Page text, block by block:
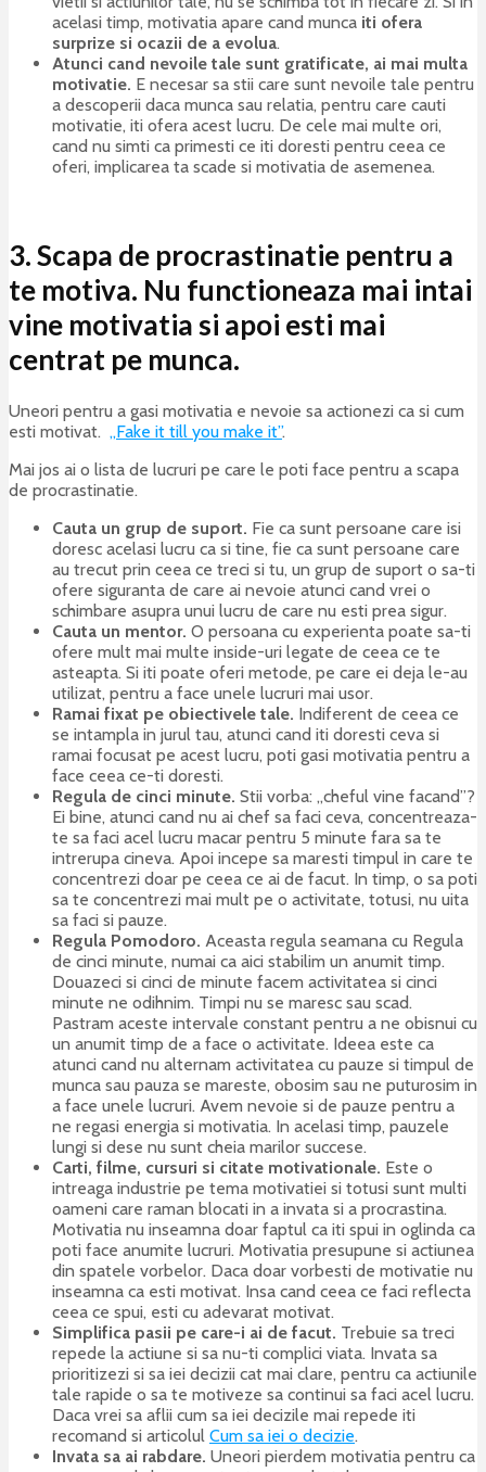
acelasi timp, motivatia apare cand munca iti ofera
surprize si ocazii de a evolua.
Atunci cand nevoile tale sunt gratificate, ai mai multa
motivatie. E necesar sa stii care sunt nevoile tale pentru
a descoperii daca munca sau relatia, pentru care cauti
motivatie, iti ofera acest lucru. De cele mai multe ori,
cand nu simti ca primesti ce iti doresti pentru ceea ce
oferi, implicarea ta scade si motivatia de asemenea.
3. Scapa de procrastinatie pentru a
te motiva. Nu functioneaza mai intai
vine motivatia si apoi esti mai
centrat pe munca.
Uneori pentru a gasi motivatia e nevoie sa actionezi ca si cum
esti motivat. „Fake it till you make it”.
Mai jos ai o lista de lucruri pe care le poti face pentru a scapa
de procrastinatie.
Cauta un grup de suport. Fie ca sunt persoane care isi
doresc acelasi lucru ca si tine, fie ca sunt persoane care
au trecut prin ceea ce treci si tu, un grup de suport o sa-ti
ofere siguranta de care ai nevoie atunci cand vrei o
schimbare asupra unui lucru de care nu esti prea sigur.
Cauta un mentor. O persoana cu experienta poate sa-ti
ofere mult mai multe inside-uri legate de ceea ce te
asteapta. Si iti poate oferi metode, pe care ei deja le-au
utilizat, pentru a face unele lucruri mai usor.
Ramai fixat pe obiectivele tale. Indiferent de ceea ce
se intampla in jurul tau, atunci cand iti doresti ceva si
ramai focusat pe acest lucru, poti gasi motivatia pentru a
face ceea ce-ti doresti.
Regula de cinci minute. Stii vorba: „cheful vine facand”?
Ei bine, atunci cand nu ai chef sa faci ceva, concentreaza-
te sa faci acel lucru macar pentru 5 minute fara sa te
intrerupa cineva. Apoi incepe sa maresti timpul in care te
concentrezi doar pe ceea ce ai de facut. In timp, o sa poti
sa te concentrezi mai mult pe o activitate, totusi, nu uita
sa faci si pauze.
Regula Pomodoro. Aceasta regula seamana cu Regula
de cinci minute, numai ca aici stabilim un anumit timp.
Douazeci si cinci de minute facem activitatea si cinci
minute ne odihnim. Timpi nu se maresc sau scad.
Pastram aceste intervale constant pentru a ne obisnui cu
un anumit timp de a face o activitate. Ideea este ca
atunci cand nu alternam activitatea cu pauze si timpul de
munca sau pauza se mareste, obosim sau ne puturosim in
a face unele lucruri. Avem nevoie si de pauze pentru a
ne regasi energia si motivatia. In acelasi timp, pauzele
lungi si dese nu sunt cheia marilor succese.
Carti, filme, cursuri si citate motivationale. Este o
intreaga industrie pe tema motivatiei si totusi sunt multi
oameni care raman blocati in a invata si a procrastina.
Motivatia nu inseamna doar faptul ca iti spui in oglinda ca
poti face anumite lucruri. Motivatia presupune si actiunea
din spatele vorbelor. Daca doar vorbesti de motivatie nu
inseamna ca esti motivat. Insa cand ceea ce faci reflecta
ceea ce spui, esti cu adevarat motivat.
Simplifica pasii pe care-i ai de facut. Trebuie sa treci
repede la actiune si sa nu-ti complici viata. Invata sa
prioritizezi si sa iei decizii cat mai clare, pentru ca actiunile
tale rapide o sa te motiveze sa continui sa faci acel lucru.
Daca vrei sa aflii cum sa iei decizile mai repede iti
recomand si articolul Cum sa iei o decizie.
Invata sa ai rabdare. Uneori pierdem motivatia pentru ca